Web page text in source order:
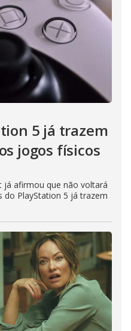
5 já trazem
jogos físicos
já afirmou que não voltará
do PlayStation 5 já trazem